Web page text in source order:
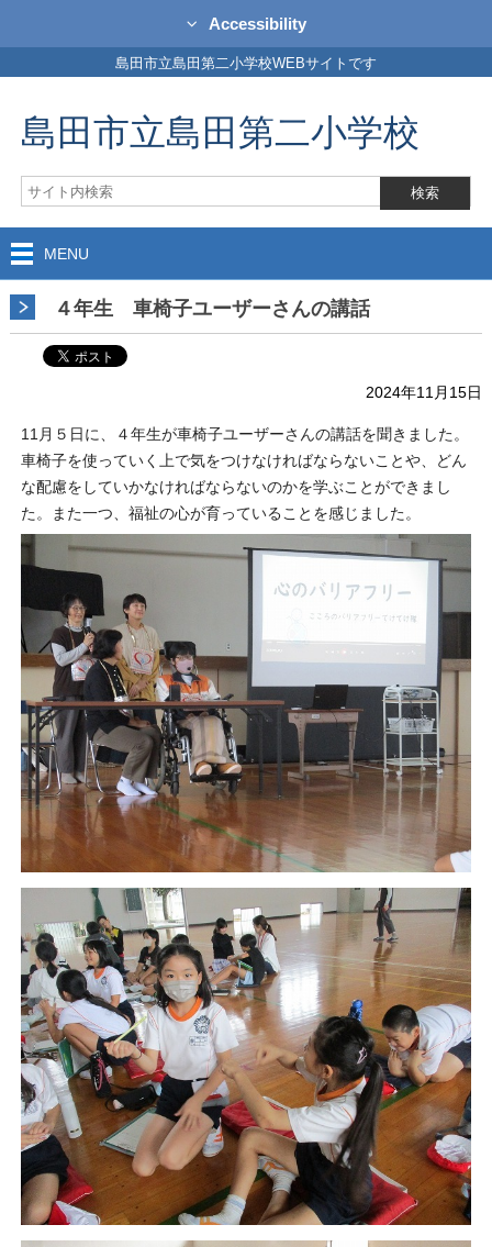
Accessibility
島田市立島田第二小学校WEBサイトです
島田市立島田第二小学校
MENU
４年生 車椅子ユーザーさんの講話
2024年11月15日
11月５日に、４年生が車椅子ユーザーさんの講話を聞きました。
車椅子を使っていく上で気をつけなければならないことや、どん
な配慮をしていかなければならないのかを学ぶことができまし
た。また一つ、福祉の心が育っていることを感じました。